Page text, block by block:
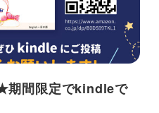
期間限定でkindleで